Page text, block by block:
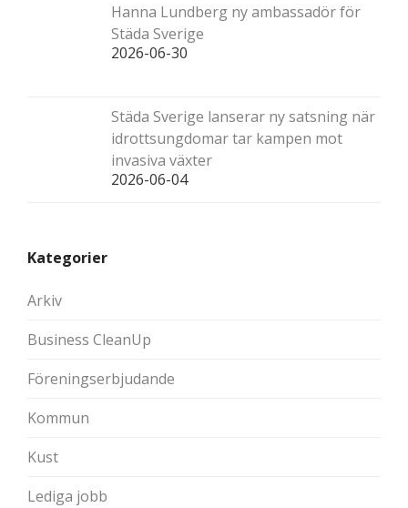
Hanna Lundberg ny ambassadör för
Städa Sverige
2026-06-30
Städa Sverige lanserar ny satsning när
idrottsungdomar tar kampen mot
invasiva växter
2026-06-04
Kategorier
Arkiv
Business CleanUp
Föreningserbjudande
Kommun
Kust
Lediga jobb